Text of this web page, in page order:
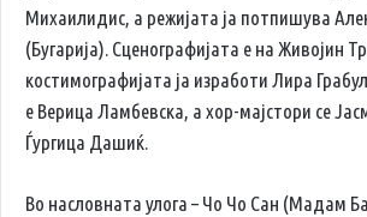
Михаилидис, а режијата ја потпишува
(Бугарија). Сценографијата е на Живојин
костимографијата ја изработи Лира
е Верица Ламбевска, а хор-мајстори се
Ѓургица Дашиќ.
Во насловната улога – Чо Чо Сан (Мадам